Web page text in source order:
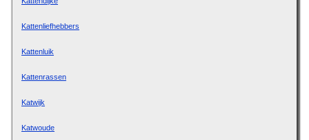
Kattenliefhebbers
Kattenluik
Kattenrassen
Katwijk
Katwoude